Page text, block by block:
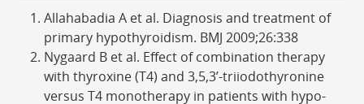
Allahabadia A et al. Diagnosis and treatment of
primary hypothyroidism. BMJ 2009;26:338
Nygaard B et al. Effect of combination therapy
with thyroxine (T4) and 3,5,3’-triiodothyronine
versus T4 monotherapy in patients with hypo-